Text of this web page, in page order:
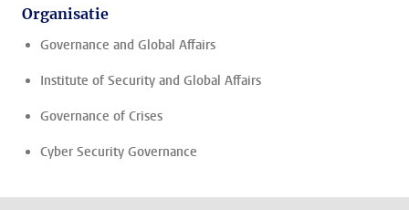
Organisatie
Governance and Global Affairs
Institute of Security and Global Affairs
Governance of Crises
Cyber Security Governance